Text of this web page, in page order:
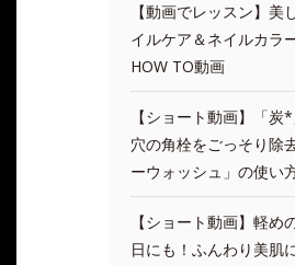
【動画でレッスン】美
イルケア＆ネイルカラ
HOW TO動画
【ショート動画】「
穴の角栓をごっそり除
ーウォッシュ」の使い
【ショート動画】軽
日にも！ふんわり美肌